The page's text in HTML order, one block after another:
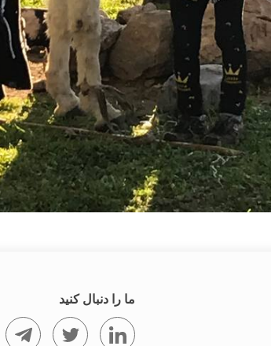
ما را دنبال کنید